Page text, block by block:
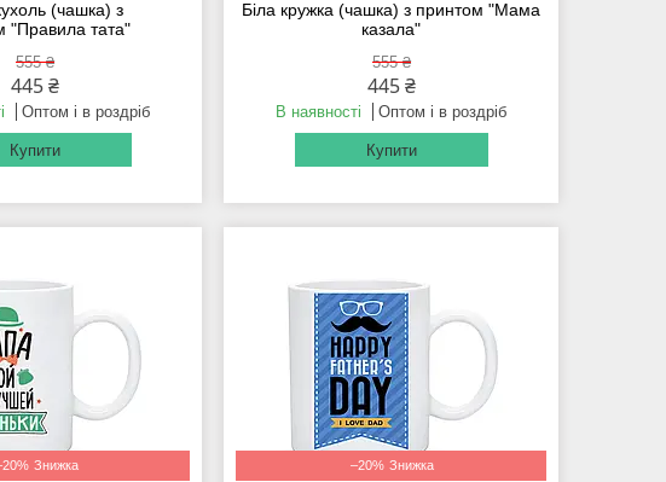
(чашка) з
"Правила тата"
555 ₴
445 ₴
Оптом і в роздріб
Купити
Біла кружка (чашка) з принтом "Мама
казала"
555 ₴
445 ₴
В наявності Оптом і в роздріб
Купити
–20%